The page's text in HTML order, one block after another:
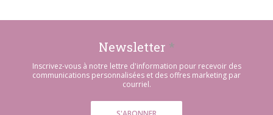
Newsletter *
Inscrivez-vous à notre lettre d'information pour recevoir des
communications personnalisées et des offres marketing par
courriel.